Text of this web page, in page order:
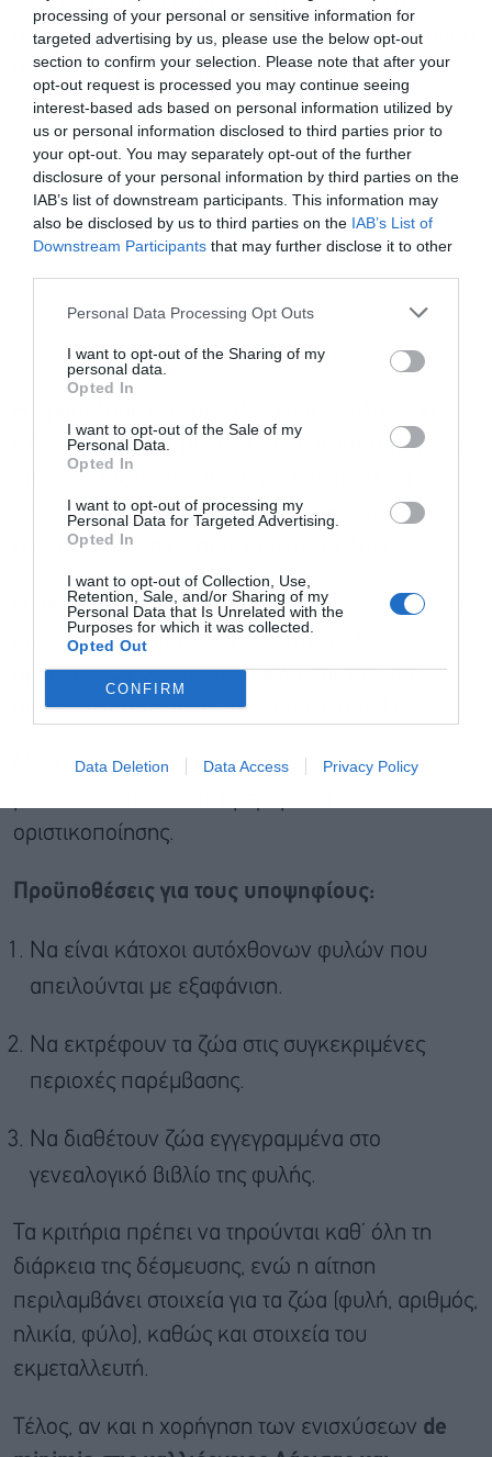
processing of your personal or sensitive information for
targeted advertising by us, please use the below opt-out
section to confirm your selection. Please note that after your
opt-out request is processed you may continue seeing
interest-based ads based on personal information utilized by
us or personal information disclosed to third parties prior to
your opt-out. You may separately opt-out of the further
disclosure of your personal information by third parties on the
IAB’s list of downstream participants. This information may
also be disclosed by us to third parties on the IAB’s List of
Downstream Participants that may further disclose it to other
Personal Data Processing Opt Outs
I want to opt-out of the Sharing of my
personal data.
Opted In
I want to opt-out of the Sale of my
Personal Data.
Opted In
I want to opt-out of processing my
Personal Data for Targeted Advertising.
Opted In
I want to opt-out of Collection, Use,
Retention, Sale, and/or Sharing of my
Personal Data that Is Unrelated with the
Purposes for which it was collected.
Opted Out
CONFIRM
Data Deletion Data Access Privacy Policy
ηλεκτρονικά τις αιτήσεις τους έως τις 20 Μαρτίου,
στο https://p2.dikaiomata.gr/M1019/.
47.247.080 ευρώ, με την ενίσχυση να χορηγείται
ετησίως, ως αποζημίωση για την απώλεια
εισοδήματος, λόγω της διατήρησης μονάδων
ζωικού κεφαλαίου αυτόχθονων φυλών.
Η στήριξη αφορά κατόχους αυτόχθονων φυλών,
με στόχο τη διατήρηση ή/και την αύξηση του
αριθμού των ζώων, συμβάλλοντας έτσι στη
βιοποικιλότητα και την αειφόρο ανάπτυξη.
Με την επιτυχή υποβολή, η αίτηση λαμβάνει
οριστικοποίησης.
Προϋποθέσεις για τους υποψηφίους:
Να είναι κάτοχοι αυτόχθονων φυλών που
απειλούνται με εξαφάνιση.
Να εκτρέφουν τα ζώα στις συγκεκριμένες
περιοχές παρέμβασης.
Να διαθέτουν ζώα εγγεγραμμένα στο
γενεαλογικό βιβλίο της φυλής.
Τα κριτήρια πρέπει να τηρούνται καθ’ όλη τη
διάρκεια της δέσμευσης, ενώ η αίτηση
περιλαμβάνει στοιχεία για τα ζώα (φυλή, αριθμός,
ηλικία, φύλο), καθώς και στοιχεία του
εκμεταλλευτή.
Τέλος, αν και η χορήγηση των ενισχύσεων de
Εγγραφή στο
newsletter
Αποδέχομαι τους